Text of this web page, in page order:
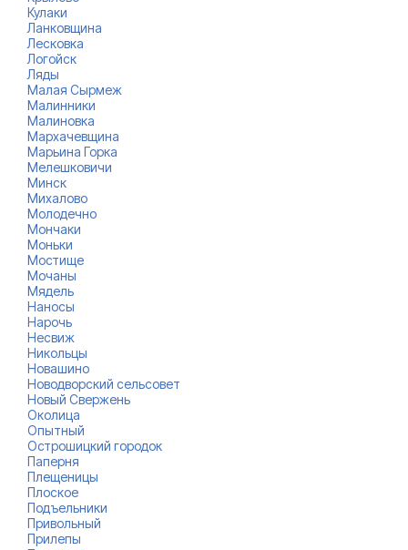
Кулаки
Ланковщина
Лесковка
Логойск
Ляды
Малая Сырмеж
Малинники
Малиновка
Мархачевщина
Марьина Горка
Мелешковичи
Минск
Михалово
Молодечно
Мончаки
Моньки
Мостище
Мочаны
Мядель
Наносы
Нарочь
Несвиж
Никольцы
Новашино
Новодворский сельсовет
Новый Свержень
Околица
Опытный
Острошицкий городок
Паперня
Плещеницы
Плоское
Подъельники
Привольный
Прилепы